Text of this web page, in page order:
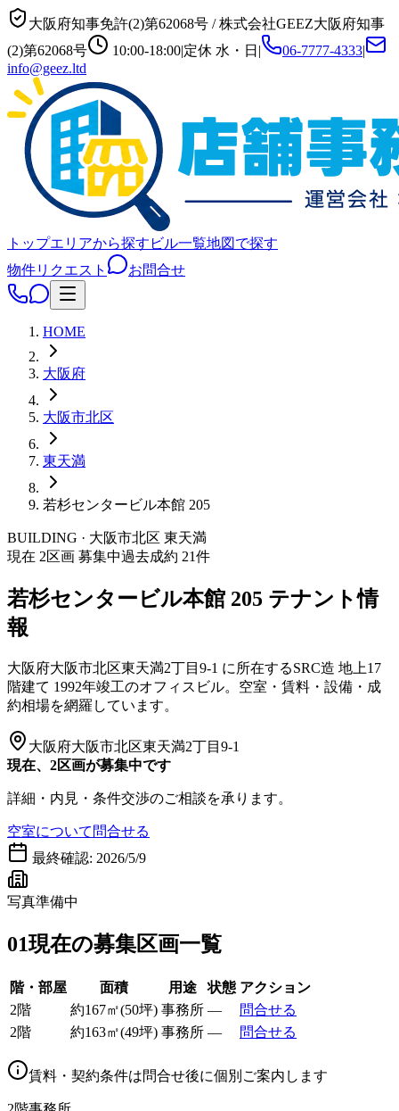
大阪府知事免許(2)第62068号 /株式会社GEEZ大阪府知事
(2)第62068号
10:00-18:00|定休 水・日 | 06-7777-4333|
info@geez.ltd
トップエリアから探す ビル一覧地図で探す
物件リクエスト
お問合せ
HOME
大阪府
大阪市北区
東天満
若杉センタービル本館 205
BUILDING · 大阪市北区 東天満
現在 2区画 募集中過去成約 21件
若杉センタービル本館 205 テナント情
報
大阪府大阪市北区東天満2丁目9-1 に所在するSRC造 地上17
階建て 1992年竣工のオフィスビル。空室・賃料・設備・成
約相場を網羅しています。
大阪府大阪市北区東天満2丁目9-1
現在、2区画が募集中です
詳細・内見・条件交渉のご相談を承ります。
空室について問合せる
最終確認: 2026/5/9
写真準備中
01現在の募集区画一覧
階・部屋 面積 用途 状態 アクション
2階
約167㎡(50坪) 事務所 —
問合せる
2階
約163㎡(49坪) 事務所 — 問合せる
賃料・契約条件は問合せ後に個別ご案内します